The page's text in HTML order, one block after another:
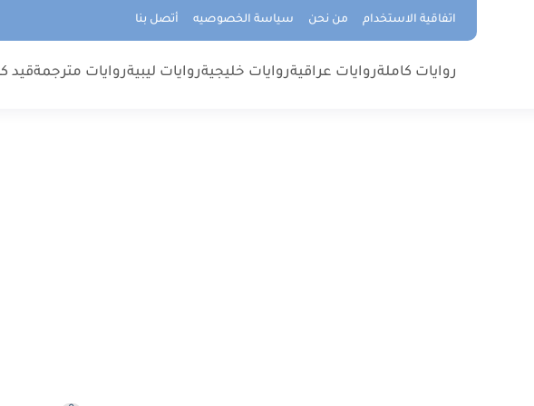
اتفاقية الاستخدام من نحن سياسة الخصوصيه أتصل بنا
روايات كاملةروايات عراقيةروايات خليجيةروايات ليبيةروايات مترجمةقيد